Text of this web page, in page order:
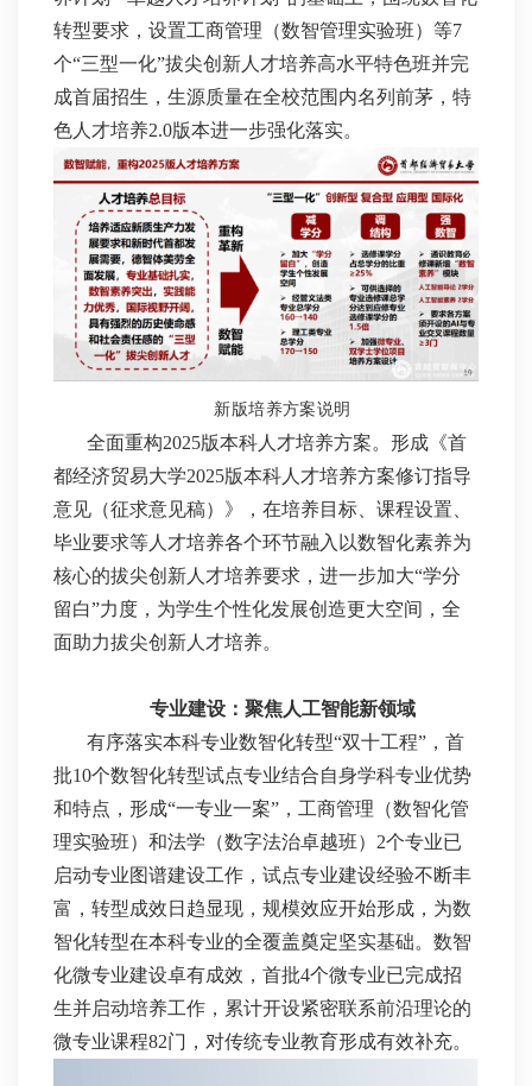
转型要求，设置工商管理（数智管理实验班）等7
个“三型一化”拔尖创新人才培养高水平特色班并完
成首届招生，生源质量在全校范围内名列前茅，特
色人才培养2.0版本进一步强化落实。
新版培养方案说明
全面重构2025版本科人才培养方案。形成《首
都经济贸易大学2025版本科人才培养方案修订指导
意见（征求意见稿）》，在培养目标、课程设置、
毕业要求等人才培养各个环节融入以数智化素养为
核心的拔尖创新人才培养要求，进一步加大“学分
留白”力度，为学生个性化发展创造更大空间，全
面助力拔尖创新人才培养。
专业建设：聚焦人工智能新领域
有序落实本科专业数智化转型“双十工程”，首
批10个数智化转型试点专业结合自身学科专业优势
和特点，形成“一专业一案”，工商管理（数智化管
理实验班）和法学（数字法治卓越班）2个专业已
启动专业图谱建设工作，试点专业建设经验不断丰
富，转型成效日趋显现，规模效应开始形成，为数
智化转型在本科专业的全覆盖奠定坚实基础。数智
化微专业建设卓有成效，首批4个微专业已完成招
生并启动培养工作，累计开设紧密联系前沿理论的
微专业课程82门，对传统专业教育形成有效补充。